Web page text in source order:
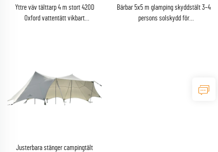
Yttre väv tälttarp 4 m stort 420D
Oxford vattentätt vikbart
Bärbar 5x5 m glamping skyddstält 3–4
persons solskydd för
Justerbara stänger campingtält